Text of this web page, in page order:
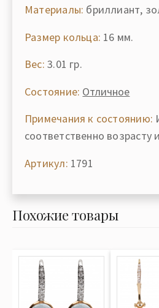
Материалы: бриллиант,
Размер кольца: 16 мм.
Вес: 3.01 гр.
Состояние: Отличное
Примечания к состоянию:
соответственно возрасту
Артикул: 1791
Похожие товары